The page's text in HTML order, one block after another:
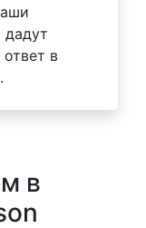
дадут
в
в